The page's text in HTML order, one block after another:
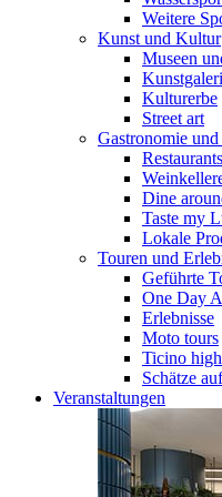
Weitere
Kunst und Kultur
Museen
Kulturerbe
Street art
Gastronomie
Dine
Taste my
Lokale
Touren und
Geführte
One Day
Erlebnisse
Moto tours
Ticino
Schätze
Veranstaltungen